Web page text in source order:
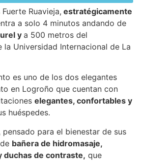
Ruavieja, estratégicamente
a solo 4 minutos andando de
y a 500 metros del
la Universidad Internacional de La
es uno de los dos elegantes
en Logroño que cuentan con
elegantes, confortables y
huéspedes.
pensado para el bienestar de sus
bañera de hidromasaje,
duchas de contraste, que